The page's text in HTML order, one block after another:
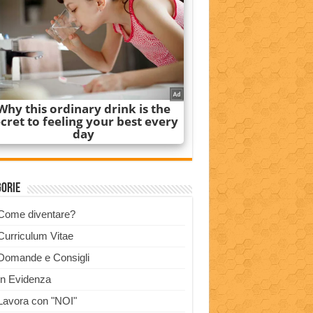
diventare?
Vitae
e Consigli
Evidenza
con "NOI"